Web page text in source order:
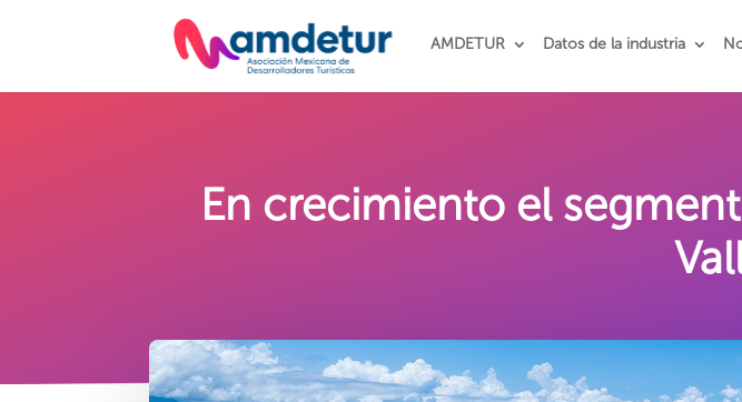
AMDETUR Datos de la industria
En crecimiento el